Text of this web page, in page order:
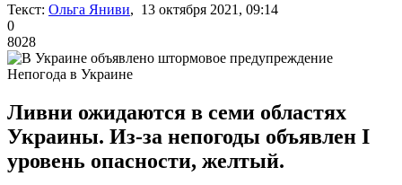
Текст: Ольга Яниви, 13 октября 2021, 09:14
0
8028
Непогода в Украине
Ливни ожидаются в семи областях
Украины. Из-за непогоды объявлен I
уровень опасности, желтый.